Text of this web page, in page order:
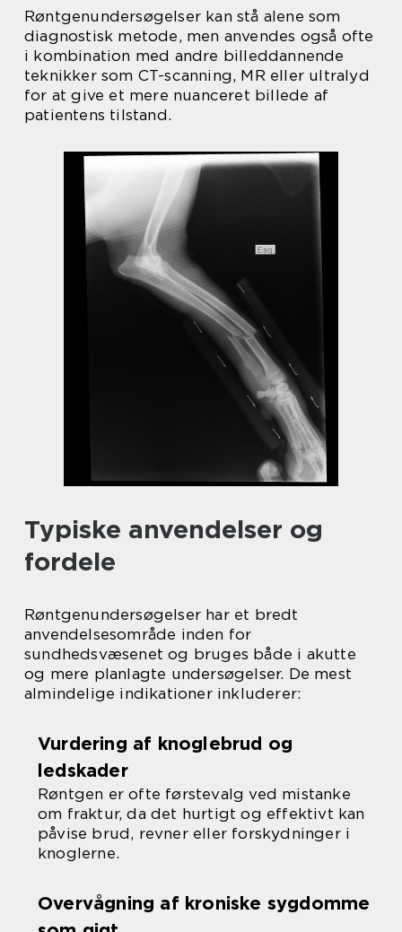
Røntgenundersøgelser kan stå alene som
diagnostisk metode, men anvendes også ofte
i kombination med andre billeddannende
teknikker som CT-scanning, MR eller ultralyd
for at give et mere nuanceret billede af
patientens tilstand.
Typiske anvendelser og
fordele
Røntgenundersøgelser har et bredt
anvendelsesområde inden for
sundhedsvæsenet og bruges både i akutte
og mere planlagte undersøgelser. De mest
almindelige indikationer inkluderer:
Vurdering af knoglebrud og
ledskader
Røntgen er ofte førstevalg ved mistanke
om fraktur, da det hurtigt og effektivt kan
påvise brud, revner eller forskydninger i
knoglerne.
Overvågning af kroniske sygdomme